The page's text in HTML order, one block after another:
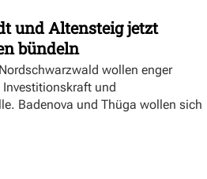
und Altensteig jetzt
bündeln
wollen enger
und
Badenova und Thüga wollen sich